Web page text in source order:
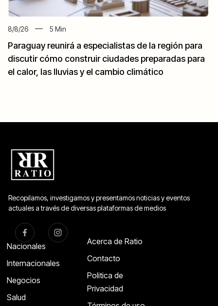
8/8/26 5 Min
Paraguay reunirá a especialistas de la región para
discutir cómo construir ciudades preparadas para
el calor, las lluvias y el cambio climático
Recopilamos, investigamos y presentamos noticias y eventos
actuales a través de diversas plataformas de medios
Nacionales
Internacionales
Negocios
Salud
Acerca de Ratio
Contacto
Politica de
Privacidad